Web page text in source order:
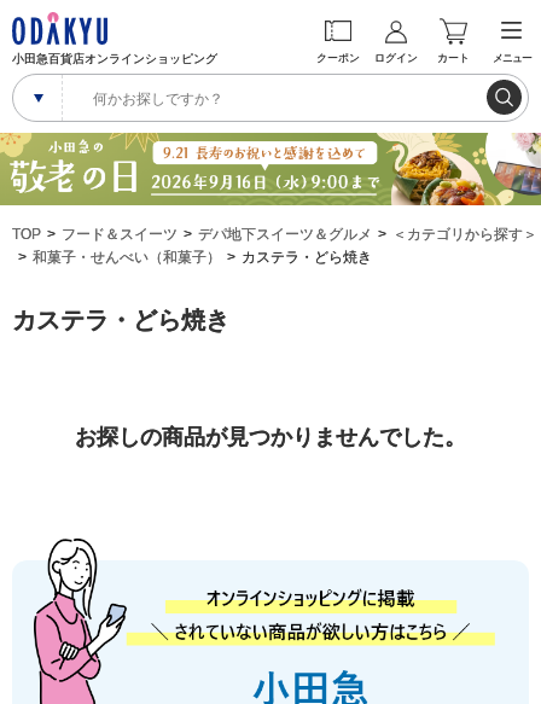
小田急百貨店オンラインショッピング クーポン ログイン カート メニュー
TOP フード＆スイーツ デパ地下スイーツ＆グルメ
＜カテゴリから探す＞
和菓子・せんべい（和菓子）
カステラ・どら焼き
カステラ・どら焼き
お探しの商品が見つかりませんでした。